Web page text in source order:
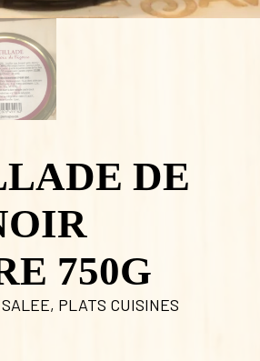
DE
750G
, PLATS CUISINES